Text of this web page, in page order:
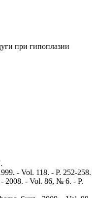
при гипоплазии
- Vol. 118. - P. 252-258.
2008. - Vol. 86, № 6. - P.